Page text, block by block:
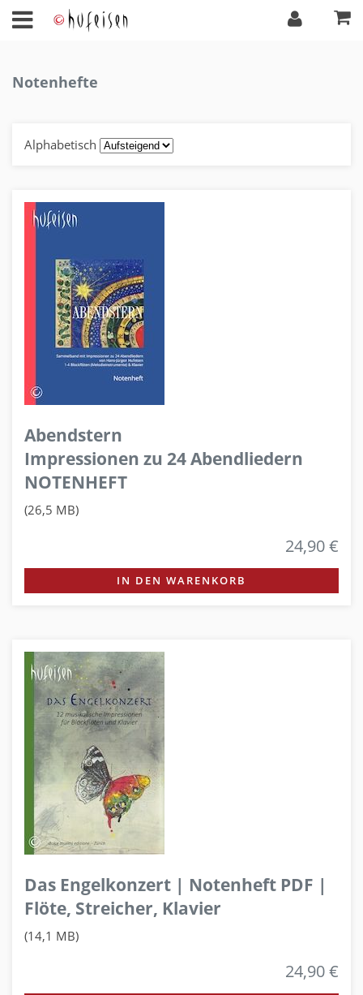
Notenhefte
Alphabetisch
Abendstern
Impressionen zu 24 Abendliedern
NOTENHEFT
(26,5 MB)
24,90 €
IN DEN WARENKORB
Das Engelkonzert | Notenheft PDF |
Flöte, Streicher, Klavier
(14,1 MB)
24,90 €